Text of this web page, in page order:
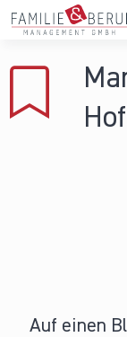
Direkt zum Inhalt
Gemeinden
Auf einen